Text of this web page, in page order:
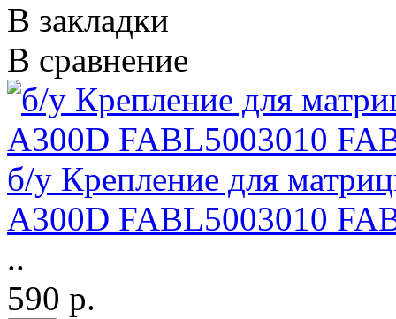
В закладки
В сравнение
б/у Крепление для
A300D FABL5003010
..
590 р.